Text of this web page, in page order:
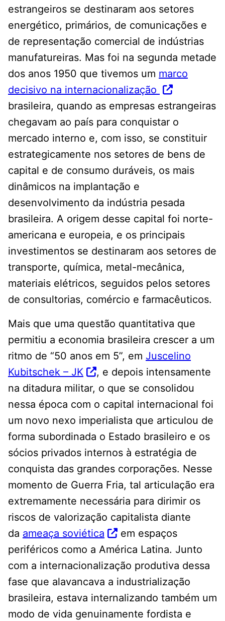
estrangeiros se destinaram aos setores
energético, primários, de comunicações e
de representação comercial de indústrias
manufatureiras. Mas foi na segunda metade
dos anos 1950 que tivemos um marco
decisivo na internacionalização
brasileira, quando as empresas estrangeiras
chegavam ao país para conquistar o
mercado interno e, com isso, se constituir
estrategicamente nos setores de bens de
capital e de consumo duráveis, os mais
dinâmicos na implantação e
desenvolvimento da indústria pesada
brasileira. A origem desse capital foi norte-
americana e europeia, e os principais
investimentos se destinaram aos setores de
transporte, química, metal-mecânica,
materiais elétricos, seguidos pelos setores
de consultorias, comércio e farmacêuticos.
Mais que uma questão quantitativa que
permitiu a economia brasileira crescer a um
ritmo de “50 anos em 5”, em Juscelino
Kubitschek – JK
, e depois intensamente
na ditadura militar, o que se consolidou
nessa época com o capital internacional foi
um novo nexo imperialista que articulou de
forma subordinada o Estado brasileiro e os
sócios privados internos à estratégia de
conquista das grandes corporações. Nesse
momento de Guerra Fria, tal articulação era
extremamente necessária para dirimir os
riscos de valorização capitalista diante
da ameaça soviética
em espaços
periféricos como a América Latina. Junto
com a internacionalização produtiva dessa
fase que alavancava a industrialização
brasileira, estava internalizando também um
modo de vida genuinamente fordista e